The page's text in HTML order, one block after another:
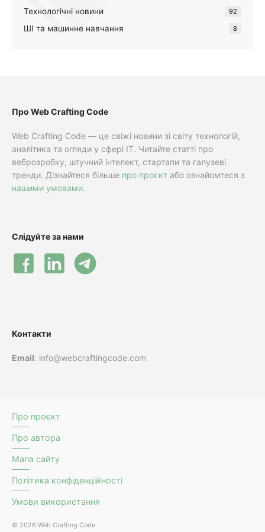
Технологічні новини 92
ШІ та машинне навчання 8
Про Web Crafting Code
Web Crafting Code — це свіжі новини зі світу технологій,
аналітика та огляди у сфері IT. Читайте статті про
веброзробку, штучний інтелект, стартапи та галузеві
тренди. Дізнайтеся більше про проєкт або ознайомтеся з
нашими умовами.
Слідуйте за нами
Контакти
Email: info@webcraftingcode.com
© 2026 Web Crafting Code
Про проєкт
Про автора
Мапа сайту
Політика конфіденційності
Умови використання